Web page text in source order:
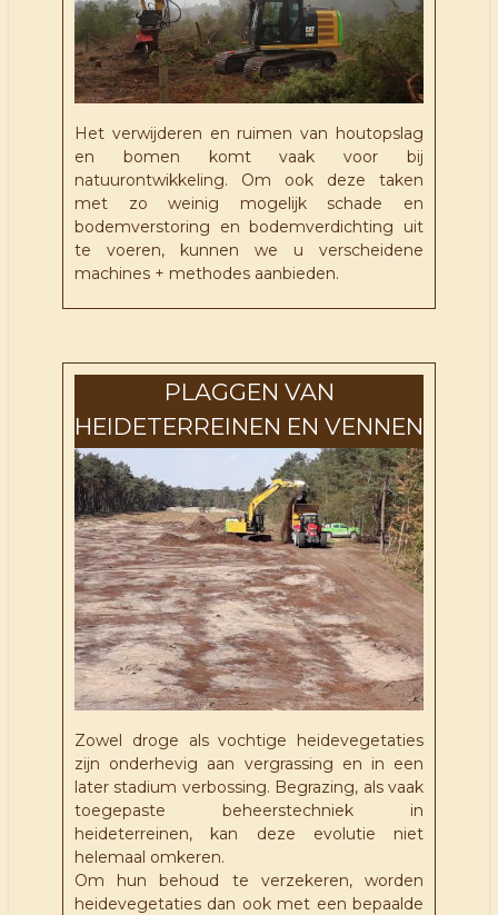
Het verwijderen en ruimen van houtopslag
en bomen komt vaak voor bij
natuurontwikkeling. Om ook deze taken
met zo weinig mogelijk schade en
bodemverstoring en bodemverdichting uit
te voeren, kunnen we u verscheidene
machines + methodes aanbieden.
PLAGGEN VAN
HEIDETERREINEN EN VENNEN
Zowel droge als vochtige heidevegetaties
zijn onderhevig aan vergrassing en in een
later stadium verbossing. Begrazing, als vaak
toegepaste beheerstechniek in
heideterreinen, kan deze evolutie niet
helemaal omkeren.
Om hun behoud te verzekeren, worden
heidevegetaties dan ook met een bepaalde